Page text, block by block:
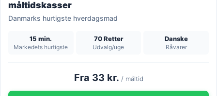
måltidskasser
Danmarks hurtigste hverdagsmad
15 min.
Markedets hurtigste
70 Retter
Udvalg/uge
Danske
Råvarer
Fra 33 kr. / måltid